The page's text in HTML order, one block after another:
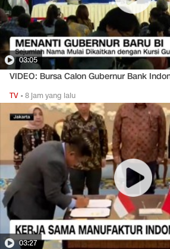
03:05
VIDEO: Bursa Calon Gubernur Bank
TV •8 jam yang lalu
03:27